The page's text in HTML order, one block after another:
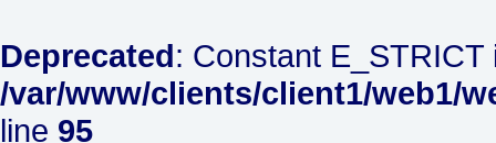
Deprecated: Constant
/var/www/clients/client1/web1/
line 95